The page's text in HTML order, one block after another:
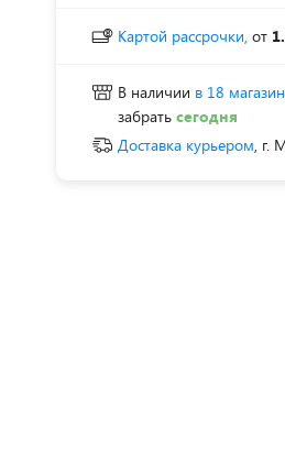
Картой рассрочки, от
В наличии в 18
забрать сегодня
Доставка курьером, г.